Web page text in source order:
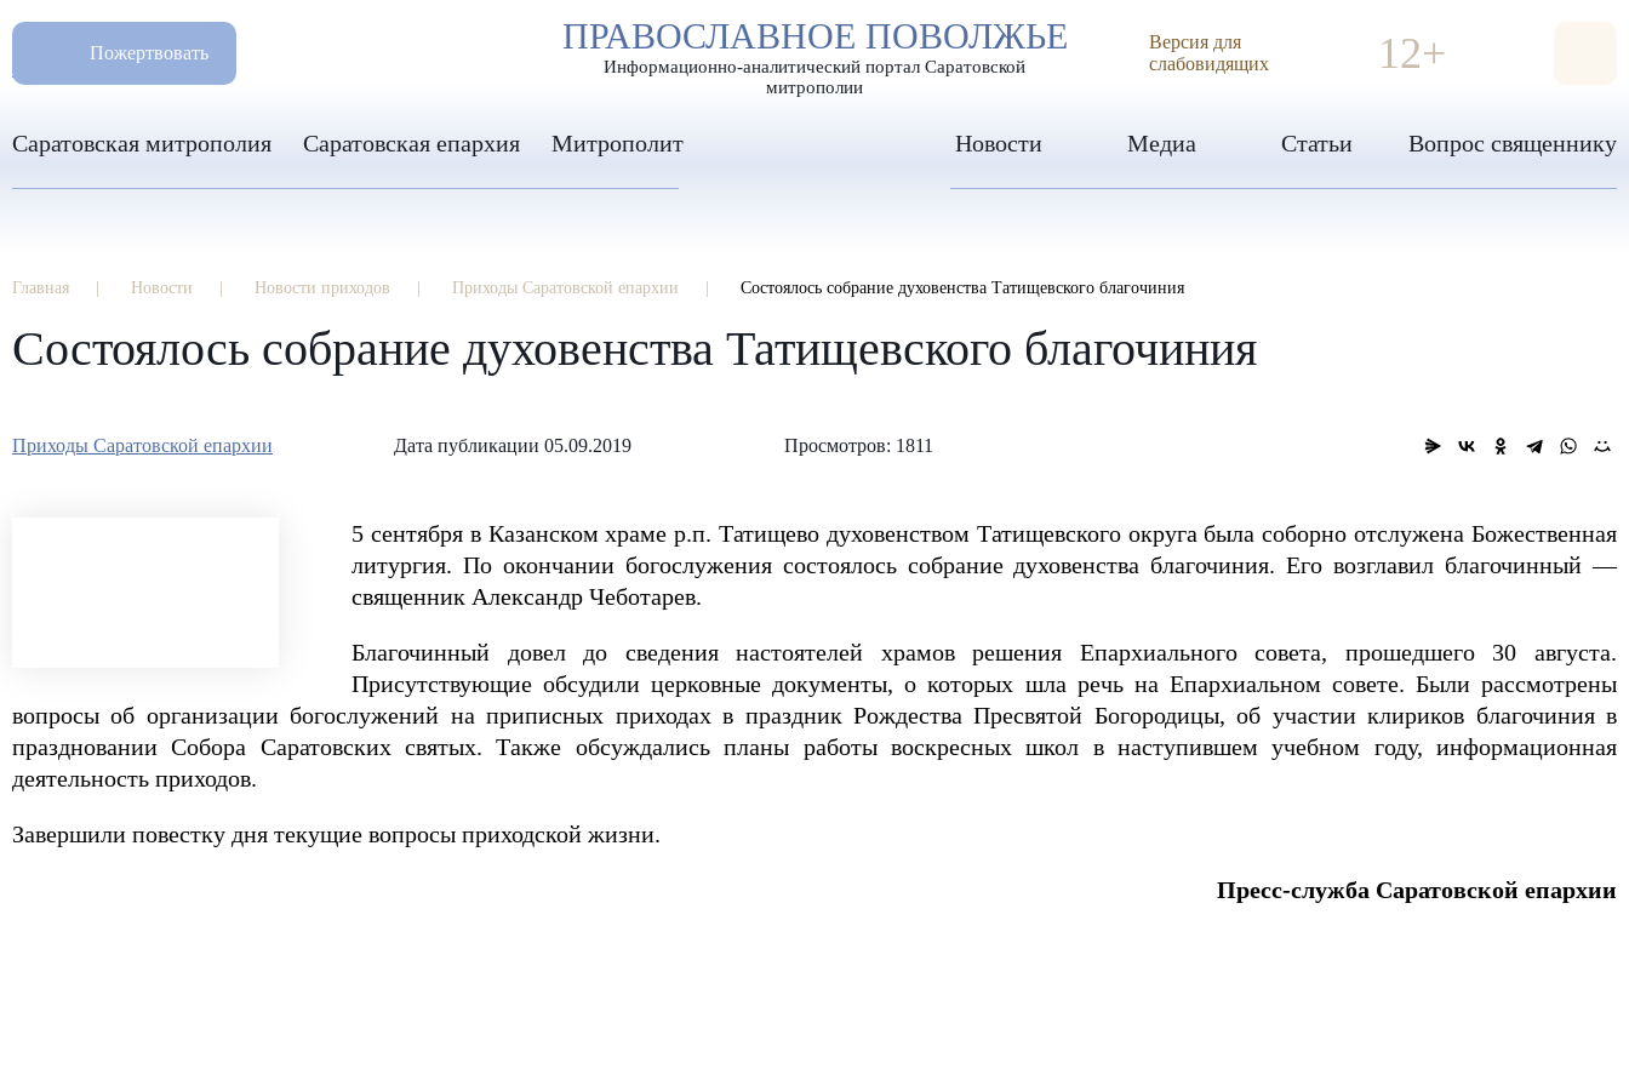
РАЗМЕР ШРИФТА А А А ИЗОБРАЖЕНИЯ
ПРАВОСЛАВНОЕ ПОВОЛЖЬЕ
Информационно-аналитический портал Саратовской
митрополии
Пожертвовать
8 960 346 31 04
info-sar@mail.ru
Версия для
слабовидящих
12+
Саратовская митрополия Саратовская епархия Митрополит Новости Медиа Статьи Вопрос священнику
Главная Новости Новости приходов Приходы Саратовской епархии Состоялось собрание духовенства Татищевского благочиния
Состоялось собрание духовенства Татищевского благочиния
Приходы Саратовской епархии Дата публикации 05.09.2019 Просмотров: 1811
5 сентября в Казанском храме р.п. Татищево духовенством Татищевского округа была соборно отслужена Божественная
литургия. По окончании богослужения состоялось собрание духовенства благочиния. Его возглавил благочинный —
священник Александр Чеботарев.
Благочинный довел до сведения настоятелей храмов решения Епархиального совета, прошедшего 30 августа.
Присутствующие обсудили церковные документы, о которых шла речь на Епархиальном совете. Были рассмотрены
вопросы об организации богослужений на приписных приходах в праздник Рождества Пресвятой Богородицы, об участии клириков благочиния в
праздновании Собора Саратовских святых. Также обсуждались планы работы воскресных школ в наступившем учебном году, информационная
деятельность приходов.
Завершили повестку дня текущие вопросы приходской жизни.
Пресс-служба Саратовской епархии